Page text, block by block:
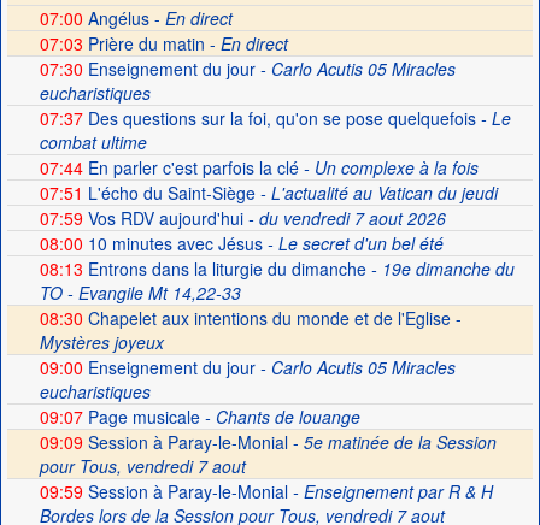
07:00 Angélus - En direct
07:03 Prière du matin - En direct
07:30 Enseignement du jour- Carlo Acutis 05 Miracles
eucharistiques
07:37Des questions sur la foi, qu'on se pose quelquefois- Le
combat ultime
07:44En parler c'est parfois la clé- Un complexe à la fois
07:51 L'écho du Saint-Siège- L'actualité au Vatican du jeudi
07:59Vos RDV aujourd'hui- du vendredi 7 aout 2026
08:00 10 minutes avec Jésus- Le secret d'un bel été
08:13 Entrons dans la liturgie du dimanche- 19e dimanche du
TO - Evangile Mt 14,22-33
08:30 Chapelet aux intentions du monde et de l'Eglise -
Mystères joyeux
09:00 Enseignement du jour- Carlo Acutis 05 Miracles
eucharistiques
09:07Page musicale- Chants de louange
09:09 Session à Paray-le-Monial - 5e matinée de la Session
pour Tous, vendredi 7 aout
09:59Session à Paray-le-Monial- Enseignement par R & H
Bordes lors de la Session pour Tous, vendredi 7 aout